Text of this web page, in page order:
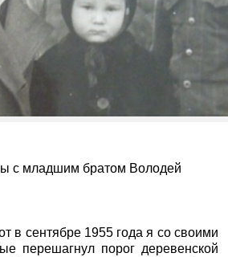
с младшим братом Володей
в сентябре 1955 года я со своими
перешагнул порог деревенской